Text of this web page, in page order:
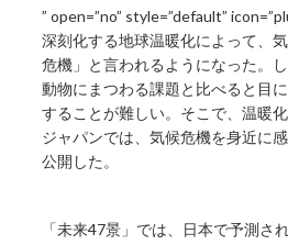
” open=”no” style=”default”
深刻化する地球温暖化によって、
危機」と言われるようになった。
動物にまつわる課題と比べると目
することが難しい。そこで、温暖
ジャパンでは、気候危機を身近に
公開した。
「未来47景」では、日本で予測さ